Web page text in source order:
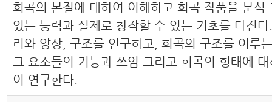
희곡의 본질에 대하여 이해하고 희곡 작품을 분석
있는 능력과 실제로 창작할 수 있는 기초를 다진
리와 양상, 구조를 연구하고, 희곡의 구조를 이루
그 요소들의 기능과 쓰임 그리고 희곡의 형태에
이 연구한다.